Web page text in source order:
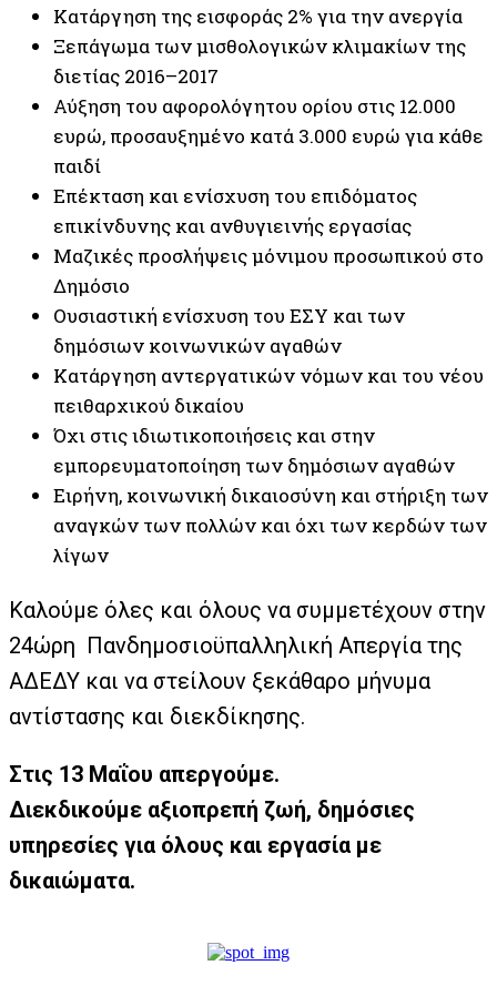
Κατάργηση της εισφοράς 2% για την ανεργία
Ξεπάγωμα των μισθολογικών κλιμακίων της
διετίας 2016–2017
Αύξηση του αφορολόγητου ορίου στις 12.000
ευρώ, προσαυξημένο κατά 3.000 ευρώ για κάθε
παιδί
Επέκταση και ενίσχυση του επιδόματος
επικίνδυνης και ανθυγιεινής εργασίας
Μαζικές προσλήψεις μόνιμου προσωπικού στο
Δημόσιο
Ουσιαστική ενίσχυση του ΕΣΥ και των
δημόσιων κοινωνικών αγαθών
Κατάργηση αντεργατικών νόμων και του νέου
πειθαρχικού δικαίου
Όχι στις ιδιωτικοποιήσεις και στην
εμπορευματοποίηση των δημόσιων αγαθών
Ειρήνη, κοινωνική δικαιοσύνη και στήριξη των
αναγκών των πολλών και όχι των κερδών των
λίγων
Καλούμε όλες και όλους να συμμετέχουν στην
24ώρη Πανδημοσιοϋπαλληλική Απεργία της
ΑΔΕΔΥ και να στείλουν ξεκάθαρο μήνυμα
αντίστασης και διεκδίκησης.
Στις 13 Μαΐου απεργούμε.
Διεκδικούμε αξιοπρεπή ζωή, δημόσιες
υπηρεσίες για όλους και εργασία με
δικαιώματα.